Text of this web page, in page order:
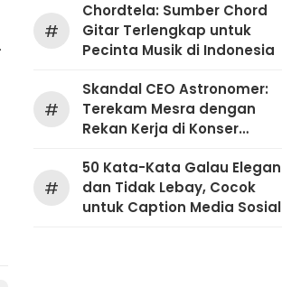
#
Chordtela: Sumber Chord
Gitar Terlengkap untuk
Pecinta Musik di Indonesia
#
Skandal CEO Astronomer:
Terekam Mesra dengan
Rekan Kerja di Konser
#
50 Kata-Kata Galau Elegan
dan Tidak Lebay, Cocok
untuk Caption Media Sosial